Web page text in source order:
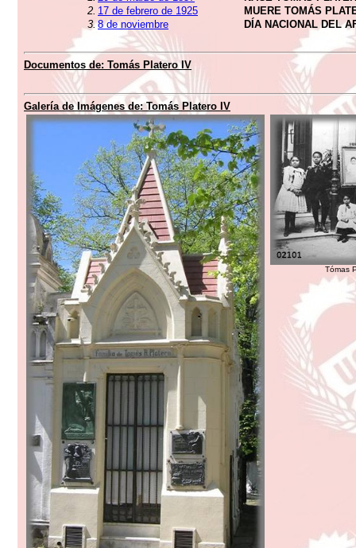
2. 17 de febrero de 1925
MUERE TOMÁS
3.8 de noviembre DÍA NACIONAL DEL
Documentos de: Tomás Platero IV
Galería de Imágenes de:Tomás Platero IV
Tómas